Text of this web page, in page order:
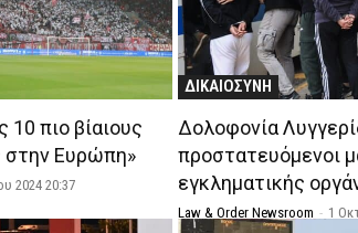
πιο βίαιους
στην Ευρώπη»
2024 20:37
ΔΙΚΑΙΟΣΥΝΗ
Δολοφονία
προστατευόμενοι
εγκληματικής
Law & Order Newsroom - 1